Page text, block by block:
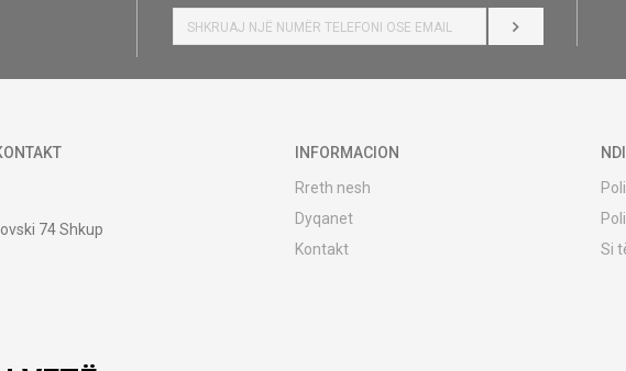
HYR
74 Shkup
INFORMACION
Rreth nesh
Dyqanet
Kontakt
Si